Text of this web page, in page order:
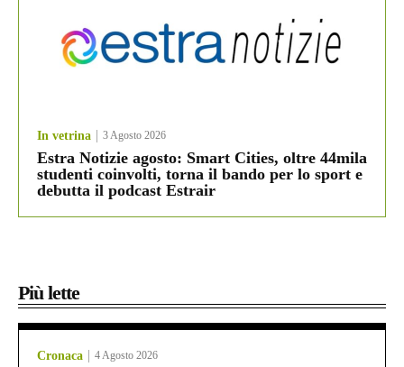
In vetrina 3 Agosto 2026
Estra Notizie agosto: Smart Cities, oltre 44mila
studenti coinvolti, torna il bando per lo sport e
debutta il podcast Estrair
Più lette
Cronaca 4 Agosto 2026